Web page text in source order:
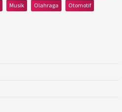
Musik Olahraga Otomotif